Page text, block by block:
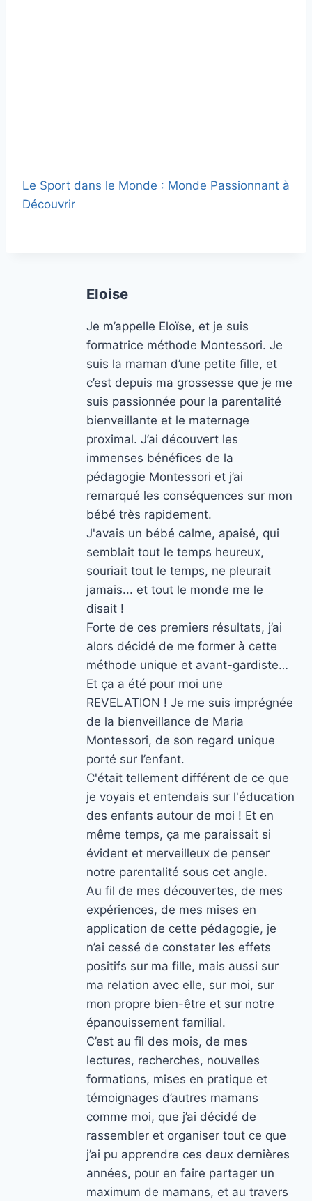
Le Sport dans le Monde : Monde Passionnant à
Découvrir
Eloise
Je m’appelle Eloïse, et je suis
formatrice méthode Montessori. Je
suis la maman d’une petite fille, et
c’est depuis ma grossesse que je me
suis passionnée pour la parentalité
bienveillante et le maternage
proximal. J’ai découvert les
immenses bénéfices de la
pédagogie Montessori et j’ai
remarqué les conséquences sur mon
bébé très rapidement.
J'avais un bébé calme, apaisé, qui
semblait tout le temps heureux,
souriait tout le temps, ne pleurait
jamais... et tout le monde me le
disait !
Forte de ces premiers résultats, j’ai
alors décidé de me former à cette
méthode unique et avant-gardiste…
Et ça a été pour moi une
REVELATION ! Je me suis imprégnée
de la bienveillance de Maria
Montessori, de son regard unique
porté sur l’enfant.
C'était tellement différent de ce que
je voyais et entendais sur l'éducation
des enfants autour de moi ! Et en
même temps, ça me paraissait si
évident et merveilleux de penser
notre parentalité sous cet angle.
Au fil de mes découvertes, de mes
expériences, de mes mises en
application de cette pédagogie, je
n’ai cessé de constater les effets
positifs sur ma fille, mais aussi sur
ma relation avec elle, sur moi, sur
mon propre bien-être et sur notre
épanouissement familial.
C’est au fil des mois, de mes
lectures, recherches, nouvelles
formations, mises en pratique et
témoignages d’autres mamans
comme moi, que j’ai décidé de
rassembler et organiser tout ce que
j’ai pu apprendre ces deux dernières
années, pour en faire partager un
maximum de mamans, et au travers